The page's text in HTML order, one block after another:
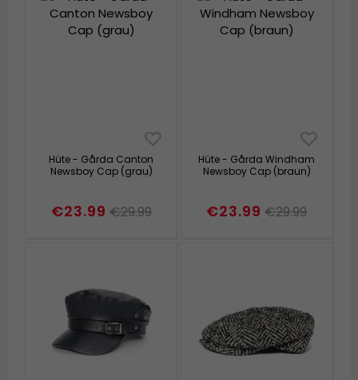
Hüte - Gårda Canton
Newsboy Cap (grau)
€23.99 €29.99
Hüte - Gårda Windham
Newsboy Cap (braun)
€23.99 €29.99